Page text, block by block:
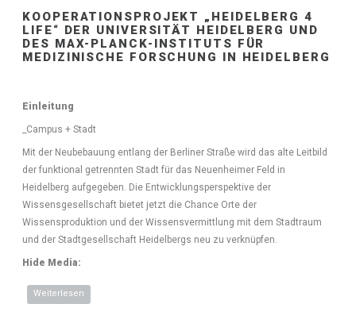
KOOPERATIONSPROJEKT „HEIDELBERG 4
LIFE“ DER UNIVERSITÄT HEIDELBERG UND
DES MAX-PLANCK-INSTITUTS FÜR
MEDIZINISCHE FORSCHUNG IN HEIDELBERG
Einleitung
_Campus + Stadt
Mit der Neubebauung entlang der Berliner Straße wird das alte Leitbild
der funktional getrennten Stadt für das Neuenheimer Feld in
Heidelberg aufgegeben. Die Entwicklungsperspektive der
Wissensgesellschaft bietet jetzt die Chance Orte der
Wissensproduktion und der Wissensvermittlung mit dem Stadtraum
und der Stadtgesellschaft Heidelbergs neu zu verknüpfen.
Hide Media:
Weiterlesen